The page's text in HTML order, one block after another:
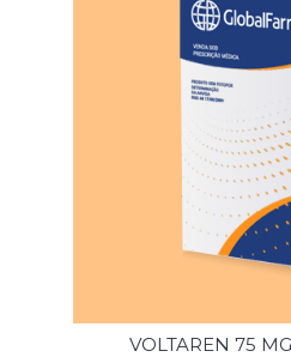
VOLTAREN 75